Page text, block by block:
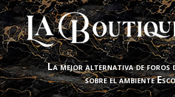
La mejor alternativa de foros
sobre el ambiente